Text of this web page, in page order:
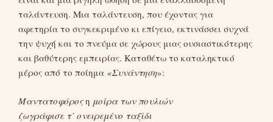
ταλάντευση. Μια ταλάντευση, που έχοντας για
αφετηρία το συγκεκριμένο κι επίγειο, εκτινάσσει συχνά
την ψυχή και το πνεύμα σε χώρους μιας ουσιαστικότερης
και βαθύτερης εμπειρίας. Καταθέτω το καταληκτικό
μέρος από το ποίημα «Συνάντηση»:
Μαντατοφόροςη μοίρα των πουλιών
ζωγράφισε τ’ ονειρεμένο ταξίδι